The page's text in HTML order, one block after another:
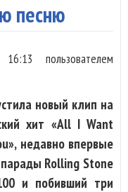
песню
пользователем
новый клип на
хит «All I Want
недавно впервые
Rolling Stone
и побивший три